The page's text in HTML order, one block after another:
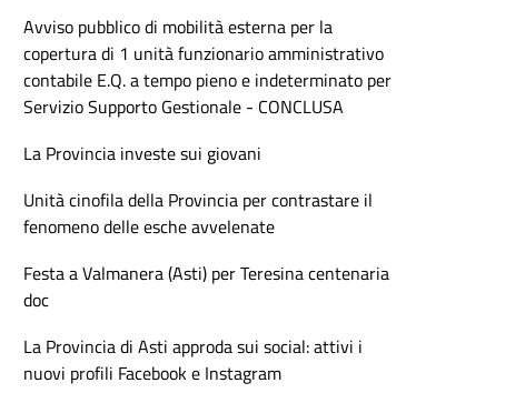
Avviso pubblico di mobilità esterna per la
copertura di 1 unità funzionario amministrativo
contabile E.Q. a tempo pieno e indeterminato per
Servizio Supporto Gestionale - CONCLUSA
La Provincia investe sui giovani
Unità cinofila della Provincia per contrastare il
fenomeno delle esche avvelenate
Festa a Valmanera (Asti) per Teresina centenaria
doc
La Provincia di Asti approda sui social: attivi i
nuovi profili Facebook e Instagram